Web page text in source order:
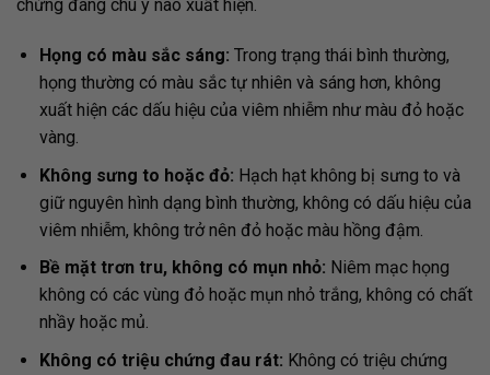
chứng đáng chú ý nào xuất hiện.
Họng có màu sắc sáng: Trong trạng thái bình thường,
họng thường có màu sắc tự nhiên và sáng hơn, không
xuất hiện các dấu hiệu của viêm nhiễm như màu đỏ hoặc
vàng.
Không sưng to hoặc đỏ: Hạch hạt không bị sưng to và
giữ nguyên hình dạng bình thường, không có dấu hiệu của
viêm nhiễm, không trở nên đỏ hoặc màu hồng đậm.
Bề mặt trơn tru, không có mụn nhỏ: Niêm mạc họng
không có các vùng đỏ hoặc mụn nhỏ trắng, không có chất
nhầy hoặc mủ.
Không có triệu chứng đau rát: Không có triệu chứng